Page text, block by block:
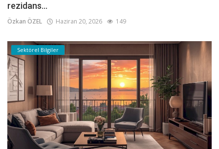
rezidans...
Özkan ÖZEL Haziran 20, 2026 149
Sektörel Bilgiler